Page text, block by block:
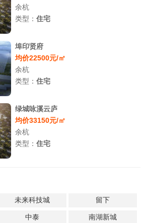
余杭
类型：住宅
埠印贤府
均价22500元/㎡
余杭
类型：住宅
绿城咏溪云庐
均价33150元/㎡
余杭
类型：住宅
未来科技城 留下
中泰 南湖新城